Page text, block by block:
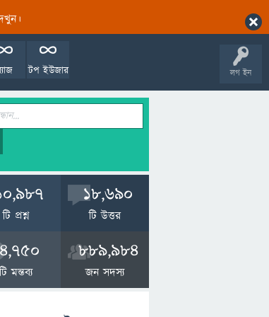
লগ ইন
টপ ইউজার
টি প্রশ্ন
18,690
টি উত্তর
4,750
টি মন্তব্য
889,984
জন সদস্য